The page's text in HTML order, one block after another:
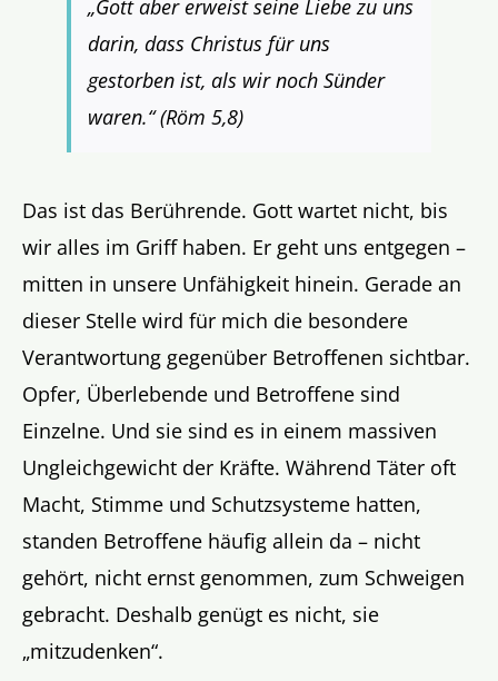
„Gott aber erweist seine Liebe zu uns
darin, dass Christus für uns
gestorben ist, als wir noch Sünder
waren.“ (Röm 5,8)
Das ist das Berührende. Gott wartet nicht, bis
wir alles im Griff haben. Er geht uns entgegen –
mitten in unsere Unfähigkeit hinein. Gerade an
dieser Stelle wird für mich die besondere
Verantwortung gegenüber Betroffenen sichtbar.
Opfer, Überlebende und Betroffene sind
Einzelne. Und sie sind es in einem massiven
Ungleichgewicht der Kräfte. Während Täter oft
Macht, Stimme und Schutzsysteme hatten,
standen Betroffene häufig allein da – nicht
gehört, nicht ernst genommen, zum Schweigen
gebracht. Deshalb genügt es nicht, sie
„mitzudenken“.